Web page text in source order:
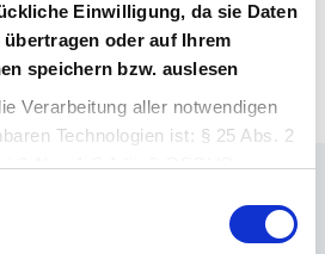
Einwilligung, da sie Daten
oder auf Ihrem
speichern bzw. auslesen
Verarbeitung aller notwendigen
Technologien ist: § 25 Abs. 2
6 Abs. 1 S.1 lit. f) DSGVO.
Verarbeitung aller weiteren
Konto erstellen